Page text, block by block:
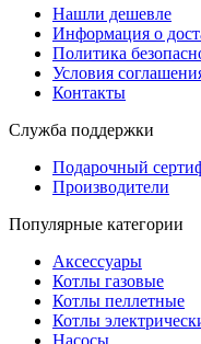
Нашли дешевле
Информация о
Политика
Условия
Контакты
Служба поддержки
Подарочный
Производители
Популярные категории
Аксессуары
Котлы газовые
Котлы пеллетные
Котлы
Насосы